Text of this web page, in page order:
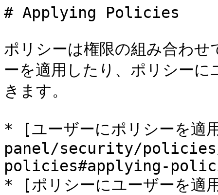
# Applying Policies
ポリシーは権限の組み合わ
ーを適用したり、ポリシー
きます。
* [ユーザーにポリシー
panel/security/
policies#applying-
* [ポリシーにユーザー